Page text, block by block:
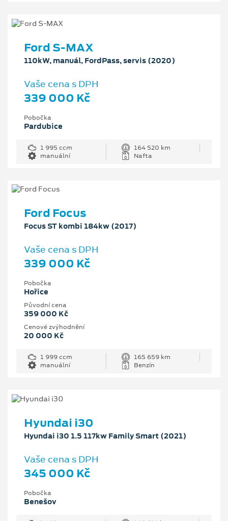
Ford S-MAX
110kW, manuál, FordPass, servis (2020)
Vaše cena s DPH
339 000 Kč
Pobočka
Pardubice
1 995 ccm
164 520 km
manuální
Nafta
Ford Focus
Focus ST kombi 184kw (2017)
Vaše cena s DPH
339 000 Kč
Pobočka
Hořice
Původní cena
359 000 Kč
Cenové zvýhodnění
20 000 Kč
1 999 ccm
165 659 km
manuální
Benzín
Hyundai i30
Hyundai i30 1.5 117kw Family Smart (2021)
Vaše cena s DPH
345 000 Kč
Pobočka
Benešov